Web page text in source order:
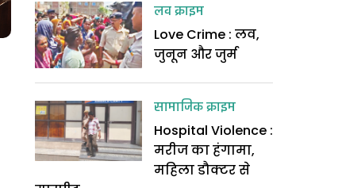
लव क्राइम
Love Crime : लव,
जुनून और जुर्म
सामाजिक क्राइम
Hospital Violence :
मरीज का हंगामा,
महिला डौक्टर से